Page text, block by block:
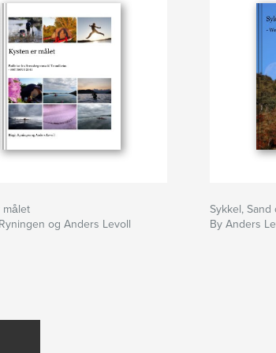
målet
og Anders Levoll
Sykkel, Sand
By Anders